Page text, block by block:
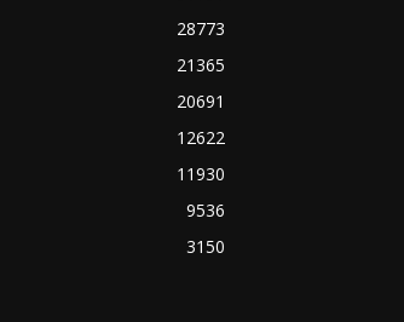
28773
21365
20691
12622
11930
9536
3150